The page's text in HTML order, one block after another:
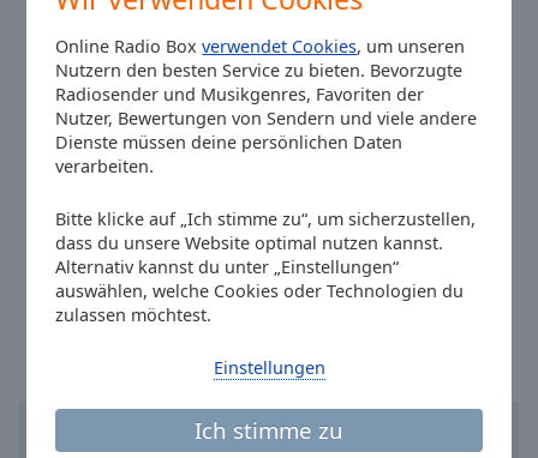
Online Radio Boxverwendet Cookies, um unseren
Nutzern den besten Service zu bieten. Bevorzugte
Radiosender und Musikgenres, Favoriten der
Nutzer, Bewertungen von Sendern und viele andere
Dienste müssen deine persönlichen Daten
verarbeiten.
Bitte klicke auf „Ich stimme zu“, um sicherzustellen,
dass du unsere Website optimal nutzen kannst.
Alternativ kannst du unter „Einstellungen“
auswählen, welche Cookies oder Technologien du
zulassen möchtest.
Ich stimme zu
Einstellungen
dialog
Email:
info@rockantenne.de
Facebook:
@rockantenne
Twitter:
@rockantenne
Instagram: @rock_antenne
Tiktok:
@rock.antenne
Youtube:
@featured
Fax: +49 (089) 99 277 455
studio@rockantenne.de
media@rockantenne.de
Ortszeit in Ismaning:00:33,08.08.2026